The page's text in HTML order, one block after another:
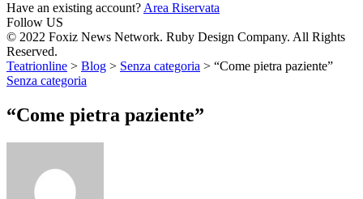
Have an existing account? Area Riservata
Follow US
© 2022 Foxiz News Network. Ruby Design Company. All Rights
Reserved.
Teatrionline > Blog > Senza categoria > “Come pietra paziente”
Senza categoria
“Come pietra paziente”